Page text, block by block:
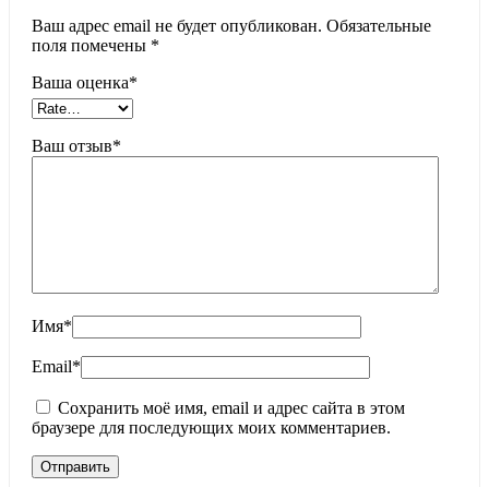
Ваш адрес email не будет опубликован. Обязательные
поля помечены *
Ваша оценка*
Ваш отзыв*
Имя*
Email*
Сохранить моё имя, email и адрес сайта в этом
браузере для последующих моих комментариев.